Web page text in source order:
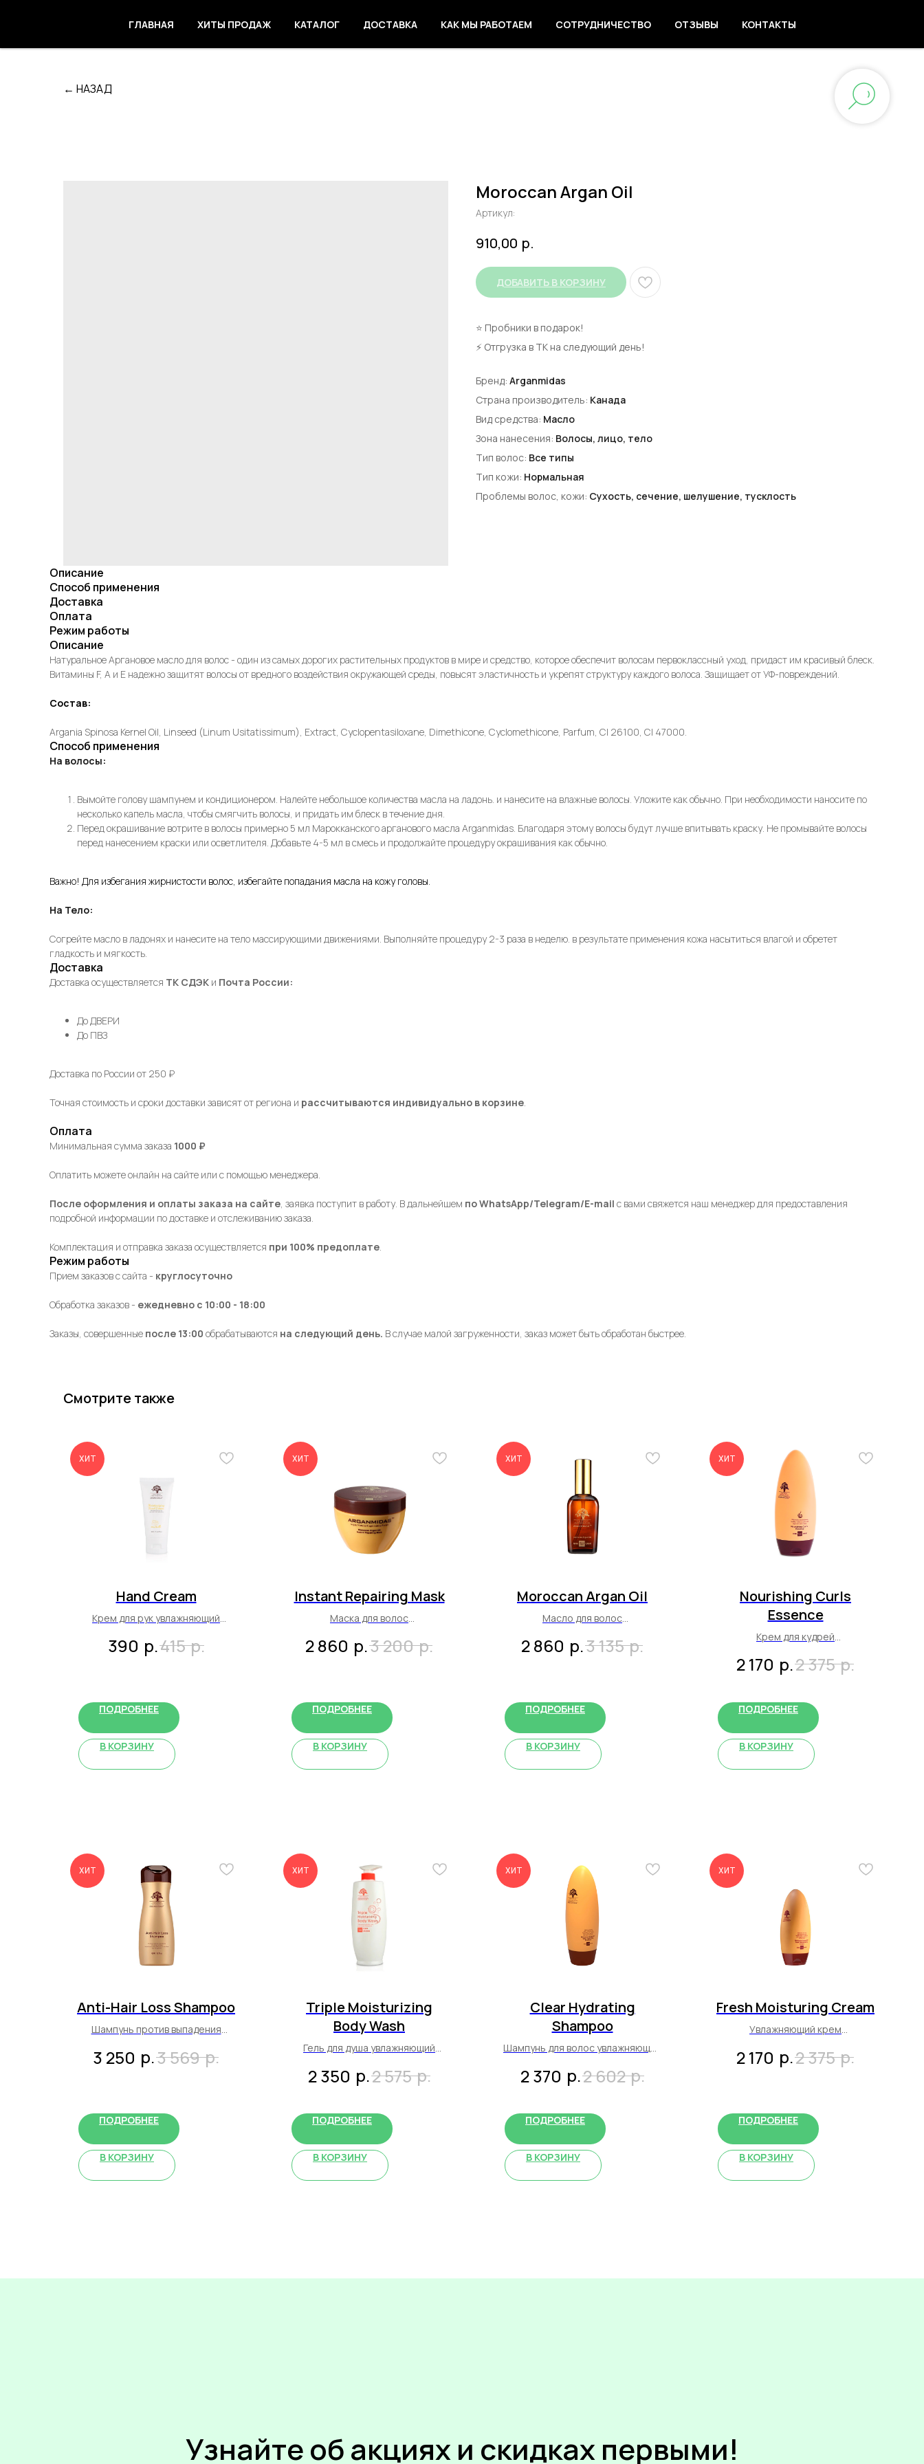
ГЛАВНАЯ ХИТЫ ПРОДАЖ КАТАЛОГ ДОСТАВКА КАК МЫ РАБОТАЕМ СОТРУДНИЧЕСТВО ОТЗЫВЫ КОНТАКТЫ
← НАЗАД
Moroccan Argan Oil
Артикул:
910,00 р.
ДОБАВИТЬ В КОРЗИНУ
⭐ Пробники в подарок!
⚡ Отгрузка в ТК на следующий день!
Бренд: Arganmidas
Страна производитель: Канада
Вид средства: Масло
Зона нанесения: Волосы, лицо, тело
Тип волос: Все типы
Тип кожи: Нормальная
Проблемы волос, кожи: Cухость, cечение, шелушение, тусклость
Описание
Способ применения
Доставка
Оплата
Режим работы
Описание
Натуральное Аргановое масло для волос - один из самых дорогих растительных продуктов в мире и средство, которое обеспечит волосам первоклассный уход, придаст им красивый блеск.
Витамины F, A и E надежно защитят волосы от вредного воздействия окружающей среды, повысят эластичность и укрепят структуру каждого волоса. Защищает от УФ-повреждений.
Состав:
Argania Spinosa Kernel Oil, Linseed (Linum Usitatissimum), Extract, Cyclopentasiloxane, Dimethicone, Cyclomethicone, Parfum, CI 26100, CI 47000.
Способ применения
На волосы:
Вымойте голову шампунем и кондиционером. Налейте небольшое количества масла на ладонь. и нанесите на влажные волосы. Уложите как обычно. При необходимости наносите по
несколько капель масла, чтобы смягчить волосы, и придать им блеск в течение дня.
Перед окрашивание вотрите в волосы примерно 5 мл Марокканского арганового масла Arganmidas. Благодаря этому волосы будут лучше впитывать краску. Не промывайте волосы
перед нанесением краски или осветлителя. Добавьте 4-5 мл в смесь и продолжайте процедуру окрашивания как обычно.
Важно! Для избегания жирнистости волос, избегайте попадания масла на кожу головы.
На Тело:
Согрейте масло в ладонях и нанесите на тело массирующими движениями. Выполняйте процедуру 2-3 раза в неделю. в результате применения кожа насытиться влагой и обретет
гладкость и мягкость.
Доставка
Доставка осуществляется ТК СДЭК и Почта России:
До ДВЕРИ
До ПВЗ
Доставка по России от 250 ₽
Точная стоимость и сроки доставки зависят от региона и рассчитываются индивидуально в корзине.
Оплата
Минимальная сумма заказа 1000 ₽
Оплатить можете онлайн на сайте или с помощью менеджера.
После оформления и оплаты заказа на сайте, заявка поступит в работу. В дальнейшем поWhatsApp/Telegram/E-mail с вами свяжется наш менеджер для предоставления
подробной информации по доставке и отслеживанию заказа.
Комплектация и отправка заказа осуществляется при 100% предоплате.
Режим работы
Прием заказов с сайта - круглосуточно
Обработка заказов - ежедневно с 10:00 - 18:00
Заказы, совершенные после 13:00 обрабатываются на следующий день. В случае малой загруженности, заказ может быть обработан быстрее.
Смотрите также
ХИТ
Hand Cream
Крем для рук увлажняющий
390 р.415 р.
ПОДРОБНЕЕ
В КОРЗИНУ
ХИТ
Instant Repairing Mask
Маска для волос
300 мл
2 860 р.3 200 р.
ПОДРОБНЕЕ
В КОРЗИНУ
ХИТ
Moroccan Argan Oil
Масло для волос
2 860 р.3 135 р.
ПОДРОБНЕЕ
В КОРЗИНУ
ХИТ
Nourishing Curls
Essence
Крем для кудрей
2 170 р.2 375 р.
ПОДРОБНЕЕ
В КОРЗИНУ
ХИТ
Anti-Hair Loss Shampoo
Шампунь против выпадения
3 250 р.3 569 р.
ПОДРОБНЕЕ
В КОРЗИНУ
ХИТ
Triple Moisturizing
Body Wash
Гель для душа увлажняющий
2 350 р.2 575 р.
ПОДРОБНЕЕ
В КОРЗИНУ
ХИТ
Clear Hydrating
Shampoo
Шампунь для волос увлажняющий
2 370 р.2 602 р.
ПОДРОБНЕЕ
В КОРЗИНУ
ХИТ
Fresh Moisturing Cream
Увлажняющий крем
2 170 р.2 375 р.
ПОДРОБНЕЕ
В КОРЗИНУ
Узнайте об акциях и скидках первыми!